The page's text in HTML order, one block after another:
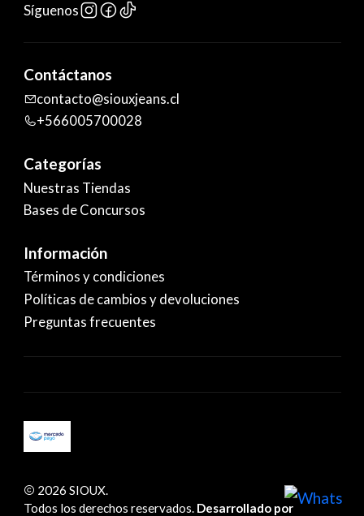
Síguenos
Contáctanos
contacto@siouxjeans.cl
+566005700028
Categorías
Nuestras Tiendas
Bases de Concursos
Información
Términos y condiciones
Políticas de cambios y devoluciones
Preguntas frecuentes
2026 SIOUX.
Todos los derechos reservados. Desarrollado por